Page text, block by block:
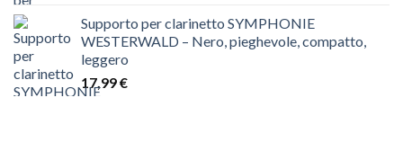
Supporto per clarinetto SYMPHONIE
WESTERWALD – Nero, pieghevole, compatto,
leggero
17,99€